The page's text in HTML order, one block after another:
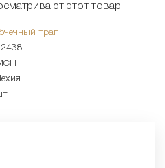
этот товар
трап